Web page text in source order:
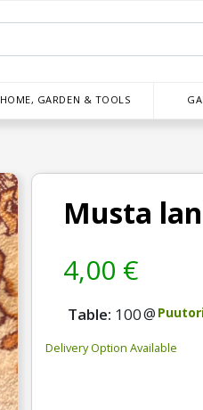
HOME, GARDEN & TOOLS
Musta
4,00 €
Table: 100@
Delivery Option Available